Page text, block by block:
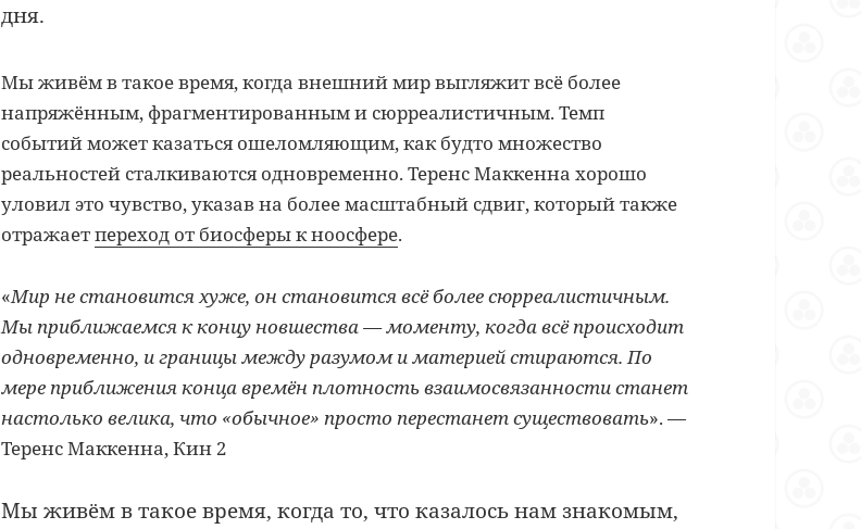
дня.
Мы живём в такое время, когда внешний мир выгляжит всё более
напряжённым, фрагментированным и сюрреалистичным. Темп
событий может казаться ошеломляющим, как будто множество
реальностей сталкиваются одновременно. Теренс Маккенна хорошо
уловил это чувство, указав на более масштабный сдвиг, который также
отражаетпереход от биосферы к ноосфере.
«Мир не становится хуже, он становится всё более сюрреалистичным.
Мы приближаемся к концу новшества — моменту, когда всё происходит
одновременно, и границы между разумом и материей стираются. По
мере приближения конца времён плотность взаимосвязанности станет
настолько велика, что «обычное» просто перестанет существовать». —
Теренс Маккенна, Кин 2
Мы живём в такое время, когда то, что казалось нам знакомым,